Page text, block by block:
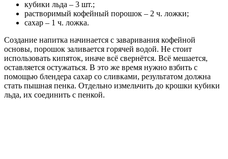
кубики льда – 3 шт.;
растворимый кофейный порошок – 2 ч. ложки;
сахар – 1 ч. ложка.
Создание напитка начинается с заваривания кофейной
основы, порошок заливается горячей водой. Не стоит
использовать кипяток, иначе всё свернётся. Всё мешается,
оставляется остужаться. В это же время нужно взбить с
помощью блендера сахар со сливками, результатом должна
стать пышная пенка. Отдельно измельчить до крошки кубики
льда, их соединить с пенкой.